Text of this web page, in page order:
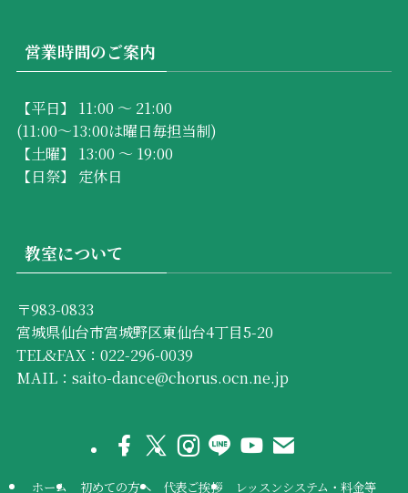
営業時間のご案内
【平日】 11:00 ～ 21:00
(11:00～13:00は曜日毎担当制)
【土曜】 13:00 ～ 19:00
【日祭】 定休日
教室について
〒983-0833
宮城県仙台市宮城野区東仙台4丁目5-20
TEL&FAX：022-296-0039
MAIL：saito-dance@chorus.ocn.ne.jp
ホーム 初めての方へ 代表ご挨拶 レッスンシステム・料金等